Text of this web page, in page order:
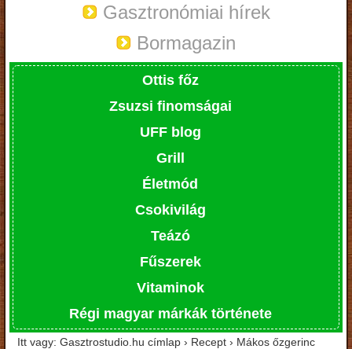
Gasztronómiai hírek
Bormagazin
Ottis főz
Zsuzsi finomságai
UFF blog
Grill
Életmód
Csokivilág
Teázó
Fűszerek
Vitaminok
Régi magyar márkák története
Itt vagy: Gasztrostudio.hu címlap › Recept › Mákos őzgerinc